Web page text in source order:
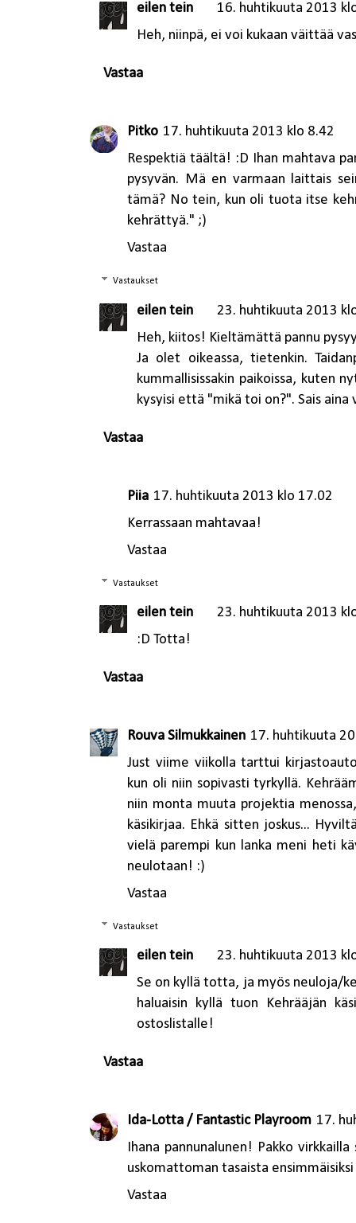
eilen tein
16. huhtikuuta 2013
Heh, niinpä, ei voi kukaan väittää
Vastaa
Pitko 17. huhtikuuta 2013 klo 8.42
Respektiä täältä! :D Ihan mahtava
pysyvän. Mä en varmaan laittais
tämä? No tein, kun oli tuota itse
kehrättyä." ;)
Vastaa
Vastaukset
eilen tein
23. huhtikuuta 2013
Heh, kiitos! Kieltämättä pannu
Ja olet oikeassa, tietenkin.
kummallisissakin paikoissa, kuten
kysyisi että "mikä toi on?". Sais
Vastaa
Piia 17. huhtikuuta 2013 klo 17.02
Kerrassaan mahtavaa!
Vastaa
Vastaukset
eilen tein
23. huhtikuuta 2013
:D Totta!
Vastaa
Rouva Silmukkainen 17. huhtikuuta
Just viime viikolla tarttui
kun oli niin sopivasti tyrkyllä.
niin monta muuta projektia
käsikirjaa. Ehkä sitten joskus...
vielä parempi kun lanka meni heti
neulotaan! :)
Vastaa
Vastaukset
eilen tein
23. huhtikuuta 2013
Se on kyllä totta, ja myös neuloja/
haluaisin kyllä tuon Kehrääjän
ostoslistalle!
Vastaa
Ida-Lotta / Fantastic Playroom 17.
Ihana pannunalunen! Pakko
uskomattoman tasaista
Vastaa